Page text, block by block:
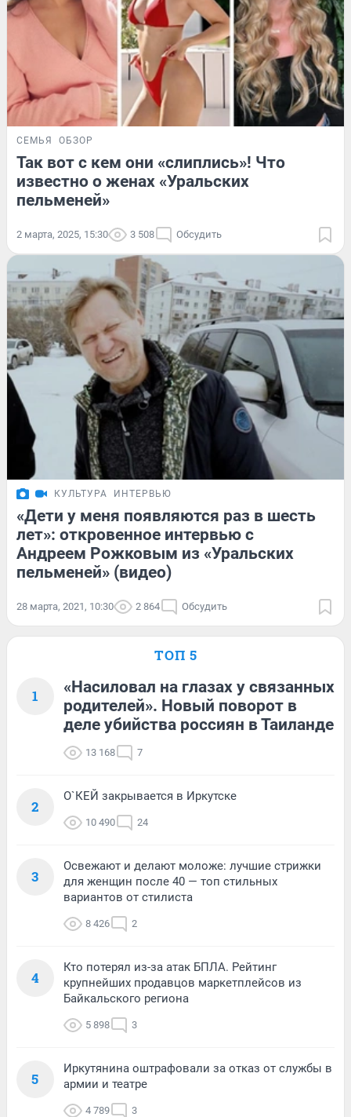
СЕМЬЯ ОБЗОР
Так вот с кем они «слиплись»! Что
известно о женах «Уральских
пельменей»
2 марта, 2025, 15:30 3 508 Обсудить
КУЛЬТУРА ИНТЕРВЬЮ
«Дети у меня появляются раз в шесть
лет»: откровенное интервью с
Андреем Рожковым из «Уральских
пельменей» (видео)
28 марта, 2021, 10:30 2 864 Обсудить
ТОП 5
1
«Насиловал на глазах у связанных
родителей». Новый поворот в
деле убийства россиян в Таиланде
13 168 7
2
О`КЕЙ закрывается в Иркутске
10 490 24
3
Освежают и делают моложе: лучшие стрижки
для женщин после 40 — топ стильных
вариантов от стилиста
8 426 2
4
Кто потерял из-за атак БПЛА. Рейтинг
крупнейших продавцов маркетплейсов из
Байкальского региона
5 898 3
5
Иркутянина оштрафовали за отказ от службы в
армии и театре
4 789 3